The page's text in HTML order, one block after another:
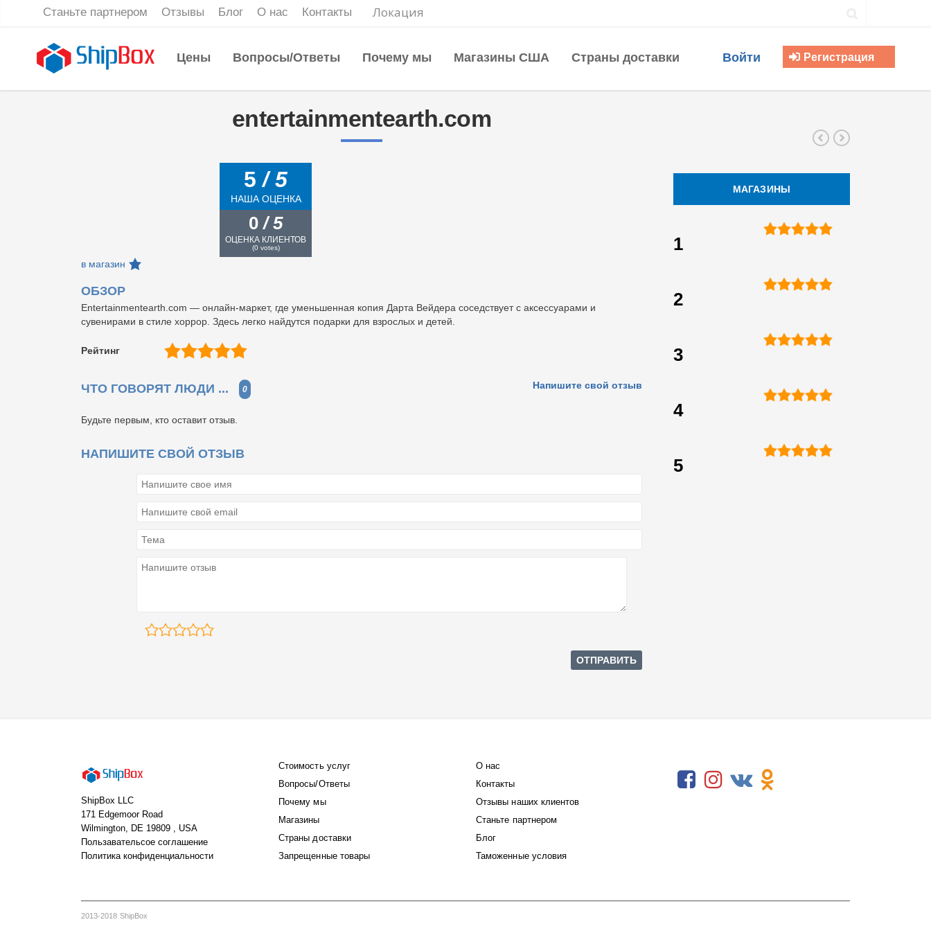
Станьте партнером Отзывы Блог О нас Контакты Локация
Цены Вопросы/Ответы Почему мы Магазины США Страны доставки Войти Регистрация
entertainmentearth.com
5/ 5
НАША ОЦЕНКА
0 / 5
ОЦЕНКА КЛИЕНТОВ
(0votes)
в магазин
ОБЗОР
Entertainmentearth.com — онлайн-маркет, где уменьшенная копия Дарта Вейдера соседствует с аксессуарами и
сувенирами в стиле хоррор. Здесь легко найдутся подарки для взрослых и детей.
Рейтинг
ЧТО ГОВОРЯТ ЛЮДИ ... 0 Напишите свой отзыв
Будьте первым, кто оставит отзыв.
НАПИШИТЕ СВОЙ ОТЗЫВ
МАГАЗИНЫ
1
2
3
4
5
ShipBox LLC
171 Edgemoor Road
Wilmington, DE 19809 , USA
Пользавательсое соглашение
Политика конфиденциальности
Стоимость услуг
Вопросы/Ответы
Почему мы
Магазины
Страны доставки
Запрещенные товары
О нас
Контакты
Отзывы наших клиентов
Станьте партнером
Блог
Таможенные условия
2013-2018 ShipBox